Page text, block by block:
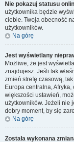
Nie pokazuj statusu
użytkownika będzie
ciebie. Twoja obecność
użytkowników.
Na górę
Jest wyświetlany
Możliwe, że jest
znajdujesz. Jeśli tak
zmień strefę czasową,
Europa centralna,
większości ustawień,
użytkowników. Jeżeli nie
dobry moment, by się
Na górę
Została wykonana